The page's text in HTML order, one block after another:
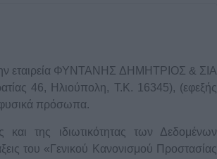
εταιρεία ΦΥΝΤΑΝΗΣ ΔΗΜΗΤΡΙΟΣ & ΣΙΑ
46, Ηλιούπολη, Τ.Κ. 16345), (εφεξής
φυσικά πρόσωπα.
και της ιδιωτικότητας των Δεδομένων
του «Γενικού Κανονισμού Προστασίας